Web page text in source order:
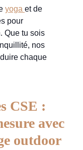
yogaet de
pour
Que tu sois
nos
chaque
CSE :
avec
outdoor